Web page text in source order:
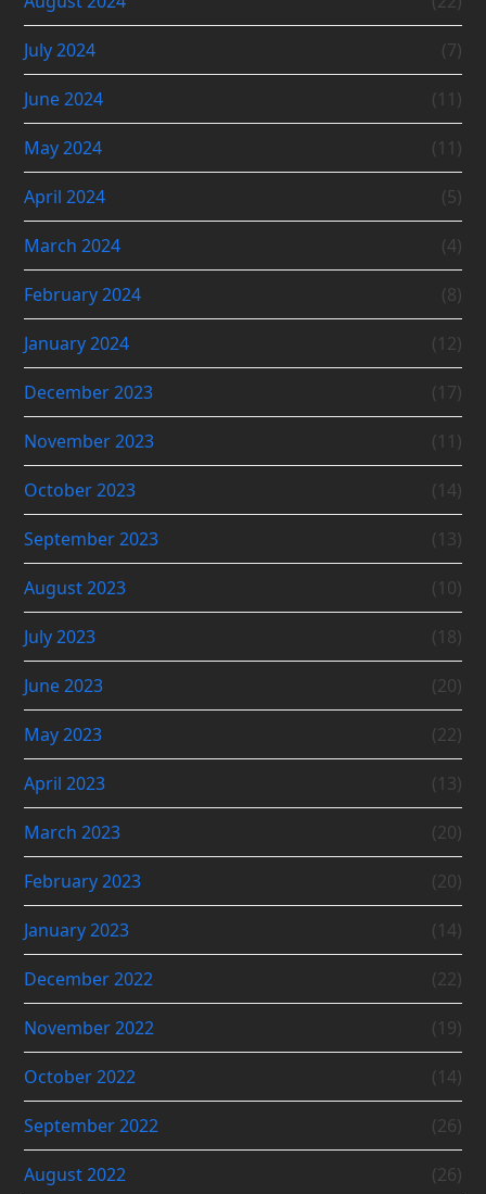
July 2024 (7)
June 2024 (11)
May 2024 (11)
April 2024 (5)
March 2024 (4)
February 2024 (8)
January 2024 (12)
December 2023 (17)
November 2023 (11)
October 2023 (14)
September 2023 (13)
August 2023 (10)
July 2023 (18)
June 2023 (20)
May 2023 (22)
April 2023 (13)
March 2023 (20)
February 2023 (20)
January 2023 (14)
December 2022 (22)
November 2022 (19)
October 2022 (14)
September 2022 (26)
August 2022 (26)